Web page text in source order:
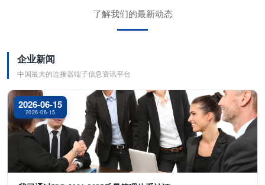
了解我们的最新动态
企业新闻
中国最大的连接器端子信息资讯平台
2026-06-15
2026-06-15